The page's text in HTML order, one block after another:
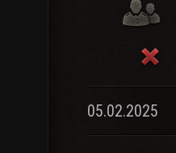
05.02.2025